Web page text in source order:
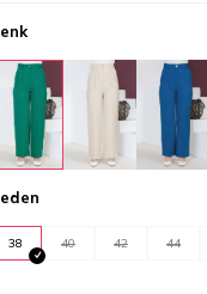
38 40 42 44